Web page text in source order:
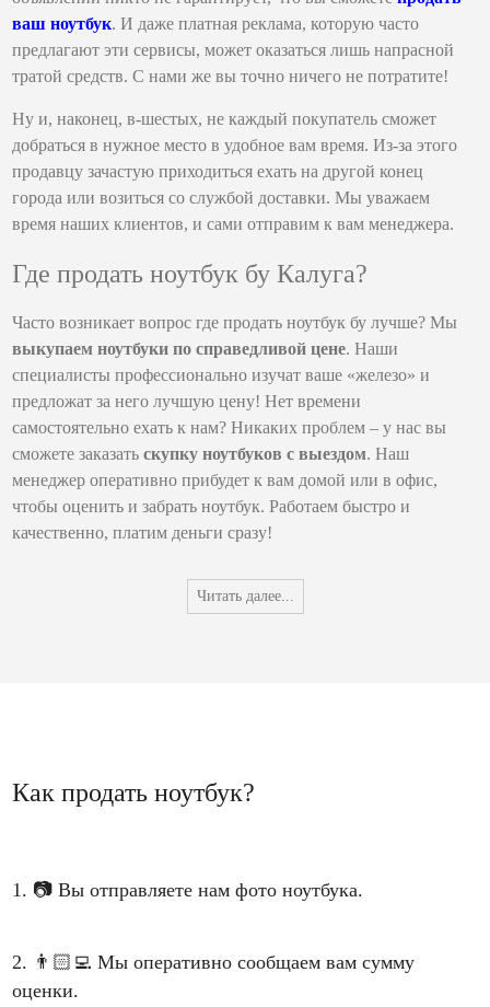
ваш ноутбук. И даже платная реклама, которую часто
предлагают эти сервисы, может оказаться лишь напрасной
тратой средств. С нами же вы точно ничего не потратите!
Ну и, наконец, в-шестых, не каждый покупатель сможет
добраться в нужное место в удобное вам время. Из-за этого
продавцу зачастую приходиться ехать на другой конец
города или возиться со службой доставки. Мы уважаем
время наших клиентов, и сами отправим к вам менеджера.
Где продать ноутбук бу Калуга?
Часто возникает вопрос где продать ноутбук бу лучше? Мы
выкупаем ноутбуки по справедливой цене. Наши
специалисты профессионально изучат ваше «железо» и
предложат за него лучшую цену! Нет времени
самостоятельно ехать к нам? Никаких проблем – у нас вы
сможете заказатьскупку ноутбуков с выездом. Наш
менеджер оперативно прибудет к вам домой или в офис,
чтобы оценить и забрать ноутбук. Работаем быстро и
качественно, платим деньги сразу!
Читать далее...
Как продать ноутбук?
1. 📷 Вы отправляете нам фото ноутбука.
2. 👨🏻‍💻 Мы оперативно сообщаем вам сумму
оценки.